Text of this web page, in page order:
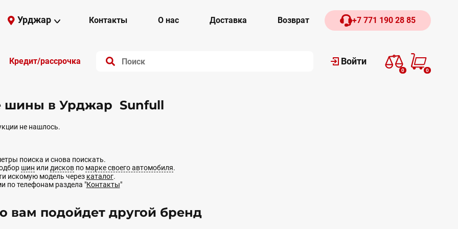
Урджар Контакты О нас Доставка Возврат +7 771 190 28 85
Кредит/рассрочка Войти
0 0
шины в Урджар Sunfull
не нашлось.
поиска и снова поискать.
шин или дисковпо марке своего автомобиля.
искомую модель через каталог.
по телефонам раздела "Контакты"
вам подойдет другой бренд